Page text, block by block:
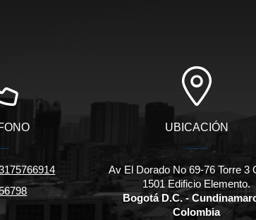
UBICACIÓN
Av El Dorado No 69-76 Torre 3
1501 Edificio Elemento.
Bogotá D.C. -
Colombia